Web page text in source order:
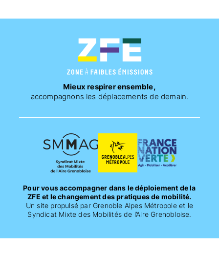
Mieux respirer ensemble,
accompagnons les déplacements de demain.
Pour vous accompagner dans le déploiement de la
ZFE et le changement des pratiques de mobilité.
Un site propulsé par Grenoble Alpes Métropole et le
Syndicat Mixte des Mobilités de l’Aire Grenobloise.